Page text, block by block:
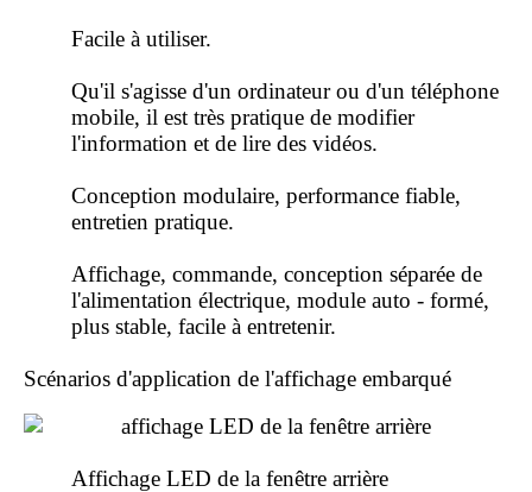
Facile à utiliser.
Qu'il s'agisse d'un ordinateur ou d'un téléphone
mobile, il est très pratique de modifier
l'information et de lire des vidéos.
Conception modulaire, performance fiable,
entretien pratique.
Affichage, commande, conception séparée de
l'alimentation électrique, module auto - formé,
plus stable, facile à entretenir.
Scénarios d'application de l'affichage embarqué
Affichage LED de la fenêtre arrière